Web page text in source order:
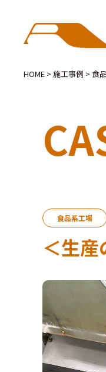
HOME > 施工事例 > 食
食品系工場
＜生